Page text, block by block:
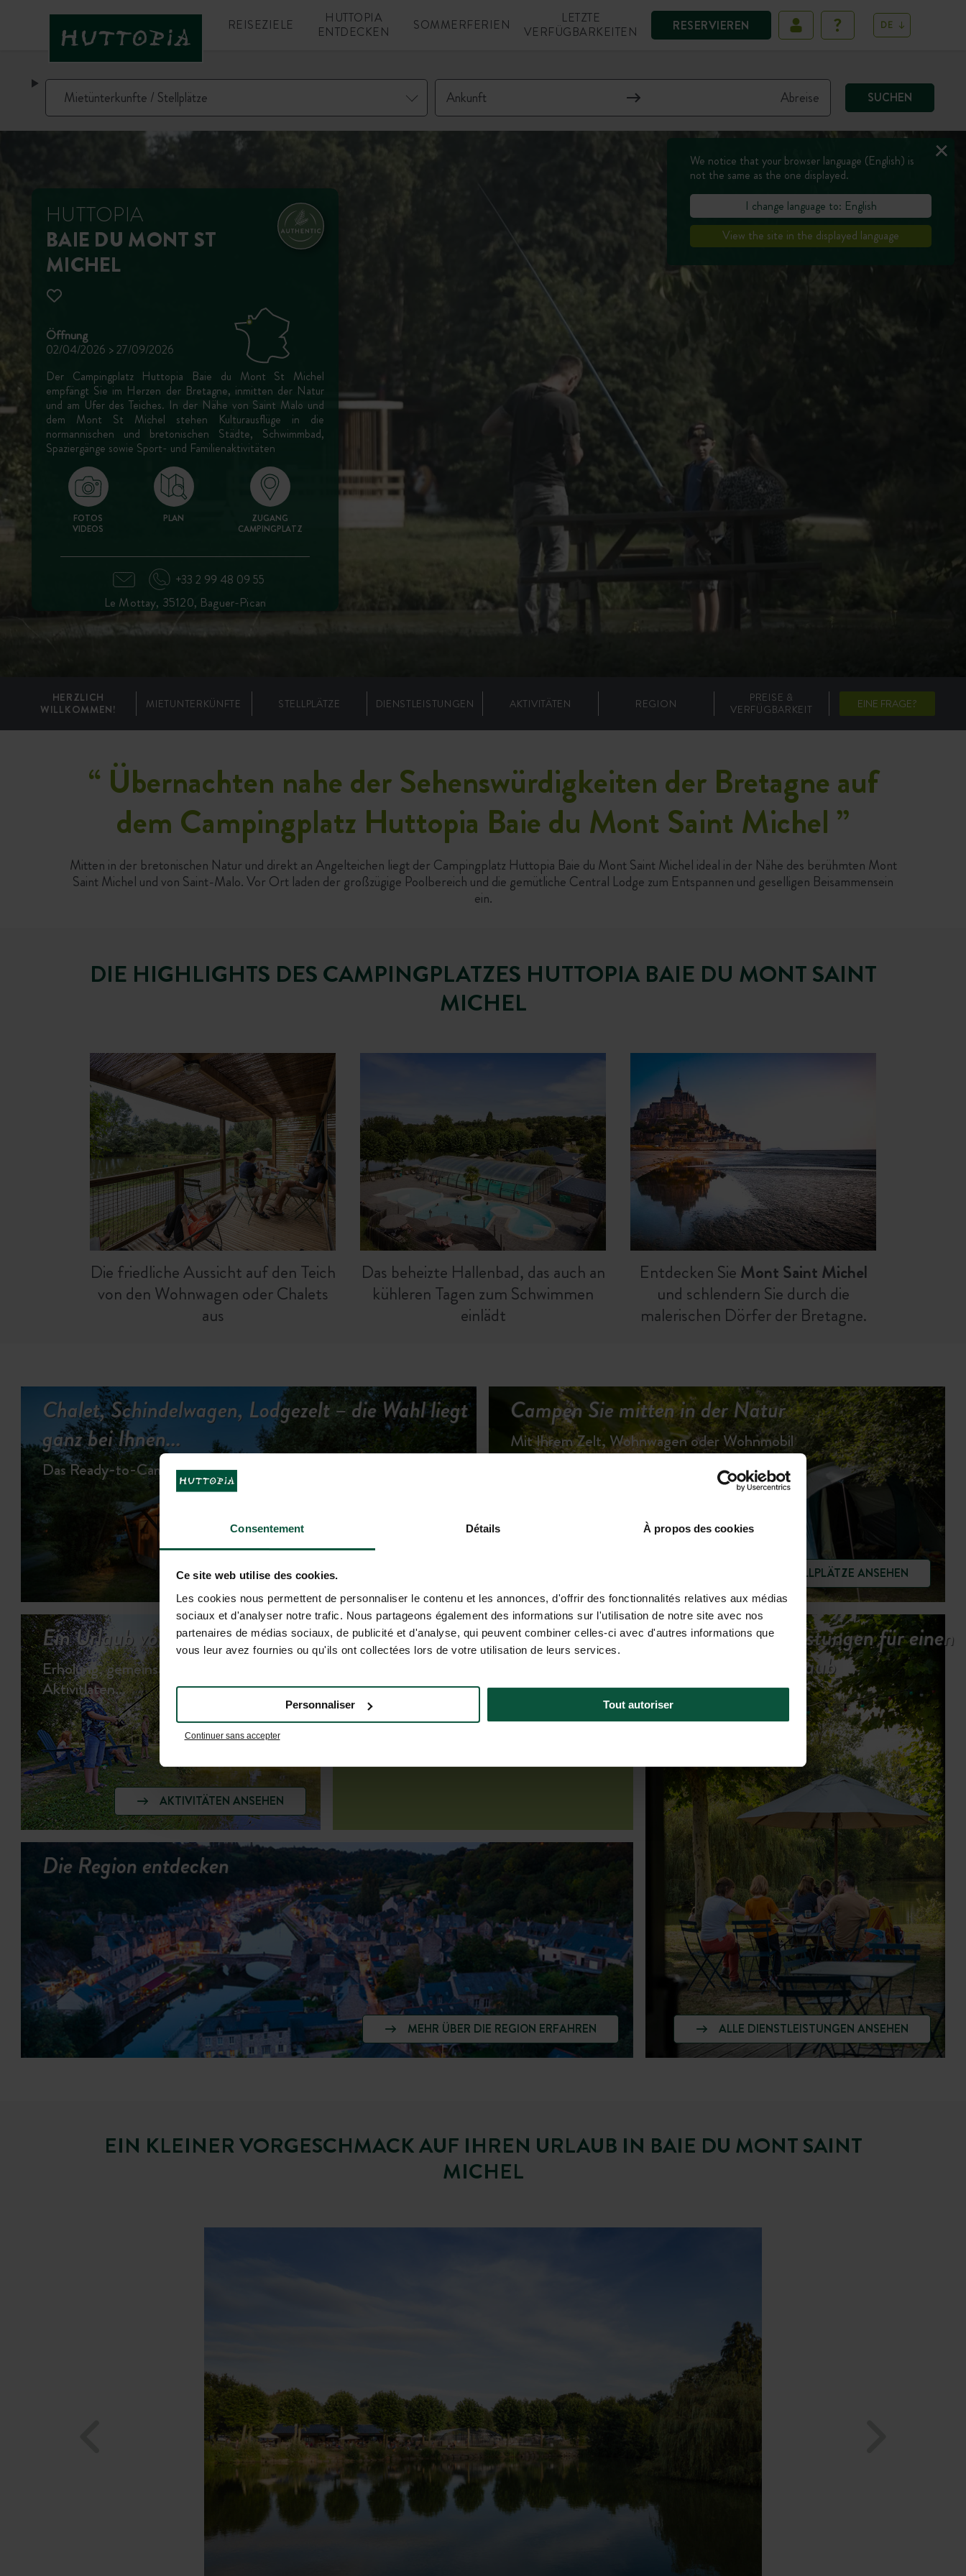
Consentement Détails À propos des cookies
Ce site web utilise des cookies.
Les cookies nous permettent de personnaliser le contenu et les annonces, d'offrir des fonctionnalités relatives aux médias
sociaux et d'analyser notre trafic. Nous partageons également des informations sur l'utilisation de notre site avec nos
partenaires de médias sociaux, de publicité et d'analyse, qui peuvent combiner celles-ci avec d'autres informations que
vous leur avez fournies ou qu'ils ont collectées lors de votre utilisation de leurs services.
Continuer sans accepter
Personnaliser Tout autoriser
RESERVIEREN
REISEZIELE
HUTTOPIA
ENTDECKEN
SOMMERFERIEN
LETZTE
VERFÜGBARKEITEN
DE
SUCHEN
HUTTOPIA
BAIE DU MONT ST
MICHEL
Öffnung
02/04/2026 > 27/09/2026
Der Campingplatz Huttopia Baie du Mont St Michel
empfängt Sie im Herzen der Bretagne, inmitten der Natur
und am Ufer des Teiches. In der Nähe von Saint Malo und
dem Mont St Michel stehen Kulturausflüge in die
normannischen und bretonischen Städte, Schwimmbad,
Spaziergänge sowie Sport- und Familienaktivitäten
FOTOS
VIDEOS
PLAN
ZUGANG
CAMPINGPLATZ
+33 2 99 48 09 55
Le Mottay, 35120, Baguer-Pican
HERZLICH
WILLKOMMEN!
MIETUNTERKÜNFTE STELLPLÄTZE DIENSTLEISTUNGEN AKTIVITÄTEN REGION
PREISE &
VERFÜGBARKEIT
EINE FRAGE?
“ Übernachten nahe der Sehenswürdigkeiten der Bretagne auf
dem Campingplatz Huttopia Baie du Mont Saint Michel ”
Mitten in der bretonischen Natur und direkt an Angelteichen liegt der Campingplatz Huttopia Baie du Mont Saint Michel ideal in der Nähe des berühmten Mont
Saint Michel und von Saint-Malo. Vor Ort laden der großzügige Poolbereich und die gemütliche Central Lodge zum Entspannen und geselligen Beisammensein
ein.
DIE HIGHLIGHTS DES CAMPINGPLATZES HUTTOPIA BAIE DU MONT SAINT
MICHEL
Die friedliche Aussicht auf den Teich
von den Wohnwagen oder Chalets
aus
Das beheizte Hallenbad, das auch an
kühleren Tagen zum Schwimmen
einlädt
Entdecken Sie Mont Saint Michel
und schlendern Sie durch die
malerischen Dörfer der Bretagne.
Chalet, Schindelwagen, Lodgezelt – die Wahl liegt
ganz bei Ihnen...
Das Ready-to-Camp Erlebnis
UNTERKÜNFTE ANSEHEN
Campen Sie mitten in der Natur
Mit Ihrem Zelt, Wohnwagen oder Wohnmobil
STELLPLÄTZE ANSEHEN
Ein Urlaub voller Abwechslung...
Erholung, gemeinsame Momente &
Aktivitläten...
AKTIVITÄTEN ANSEHEN
Preise & Verfügbarkeit
Unsere Dienstleistungen für einen
entspannten Urlaub
ALLE DIENSTLEISTUNGEN ANSEHEN
Die Region entdecken
MEHR ÜBER DIE REGION ERFAHREN
EIN KLEINER VORGESCHMACK AUF IHREN URLAUB IN BAIE DU MONT SAINT
MICHEL
We notice that your browser language (English) is
not the same as the one displayed.
I change language to: English
View the site in the displayed language